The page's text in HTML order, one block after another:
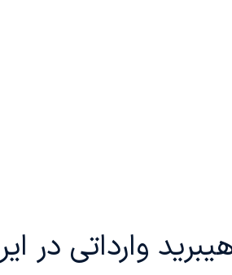
وارداتی در